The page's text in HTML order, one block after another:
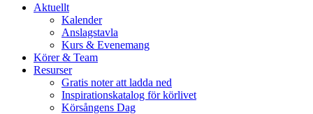
Aktuellt
Kalender
Anslagstavla
Kurs & Evenemang
Körer & Team
Resurser
Gratis noter att ladda ned
Inspirationskatalog för körlivet
Körsångens Dag